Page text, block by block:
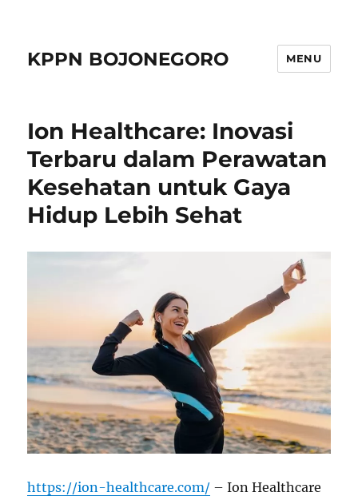
KPPN BOJONEGORO MENU
Ion Healthcare: Inovasi
Terbaru dalam Perawatan
Kesehatan untuk Gaya
Hidup Lebih Sehat
https://ion-healthcare.com/ –Ion Healthcare